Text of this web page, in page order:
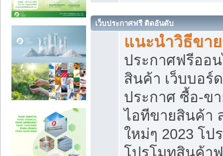
เว็บประกาศฟรี ติดอันดับ
แนะนำวิธีขา
ประกาศฟรีออ
สินค้า เว็บบอร์
ประกาศ ซื้อ-ข
ไอทีขายสินค้า
ใหม่ๆ 2023 โป
โปรโมทสินค้า